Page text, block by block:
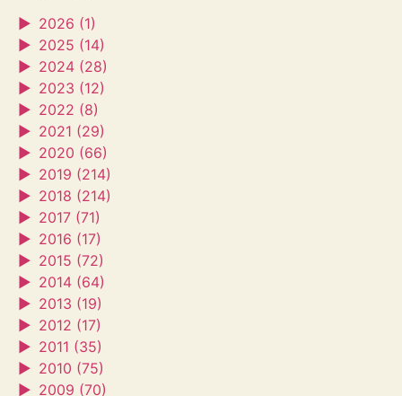
► 2026 (1)
► 2025 (14)
► 2024 (28)
► 2023 (12)
► 2022 (8)
► 2021 (29)
► 2020 (66)
► 2019 (214)
► 2018 (214)
► 2017 (71)
► 2016 (17)
► 2015 (72)
► 2014 (64)
► 2013 (19)
► 2012 (17)
► 2011 (35)
► 2010 (75)
► 2009 (70)